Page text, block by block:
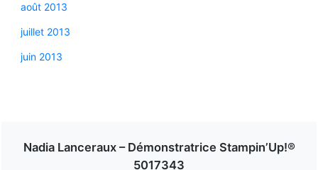
août 2013
juillet 2013
juin 2013
Nadia Lanceraux – Démonstratrice Stampin’Up!®
5017343